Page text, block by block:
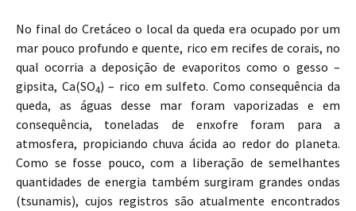
No final do Cretáceo o local da queda era ocupado por um
mar pouco profundo e quente, rico em recifes de corais, no
qual ocorria a deposição de evaporitos como o gesso –
gipsita, Ca(SO4) – rico em sulfeto. Como consequência da
queda, as águas desse mar foram vaporizadas e em
consequência, toneladas de enxofre foram para a
atmosfera, propiciando chuva ácida ao redor do planeta.
Como se fosse pouco, com a liberação de semelhantes
quantidades de energia também surgiram grandes ondas
(tsunamis), cujos registros são atualmente encontrados